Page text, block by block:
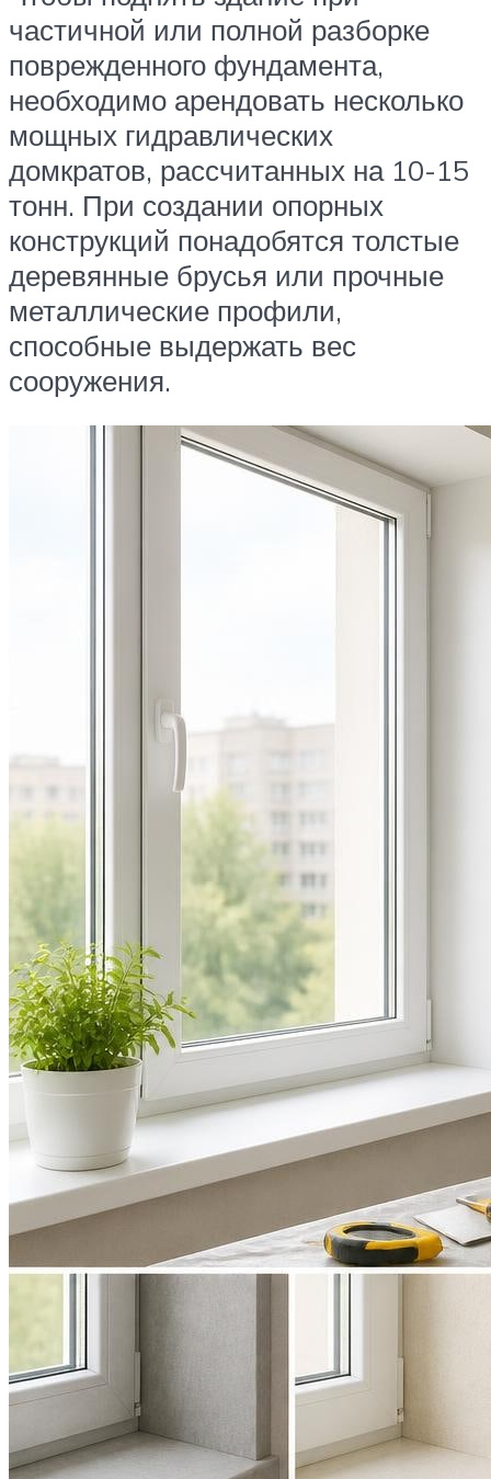
частичной или полной разборке
поврежденного фундамента,
необходимо арендовать несколько
мощных гидравлических
домкратов, рассчитанных на 10-15
тонн. При создании опорных
конструкций понадобятся толстые
деревянные брусья или прочные
металлические профили,
способные выдержать вес
сооружения.